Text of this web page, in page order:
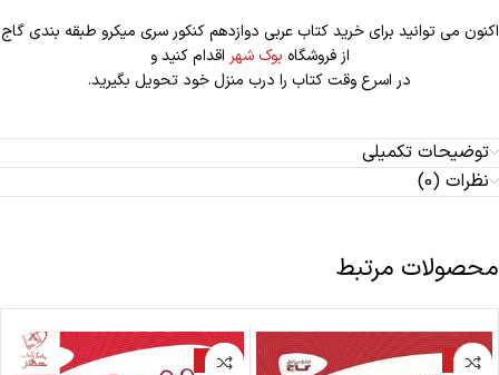
اکنون می توانید برای خرید کتاب عربی دوازدهم کنکور سری میکرو طبقه بندی گاج
از فروشگاه بوک شهر اقدام کنید و
در اسرع وقت کتاب را درب منزل خود تحویل بگیرید.
توضیحات تکمیلی
نظرات (0)
محصولات مرتبط
-27%
-27%